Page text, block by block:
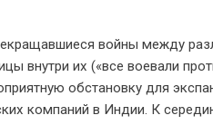
войны между
внутри их («все воевали
обстановку для
компаний в Индии. К